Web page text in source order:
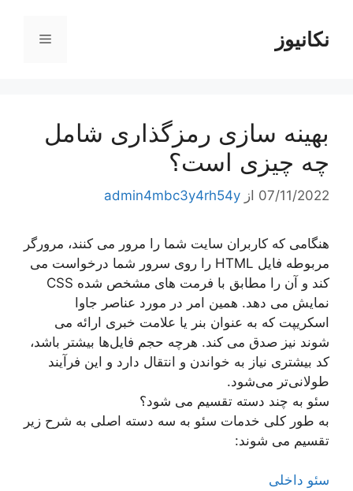
محتوانکانیوز فهرست
بهینه سازی رمزگذاری شامل
چه چیزی است؟
07/11/2022 از admin4mbc3y4rh54y
هنگامی که کاربران سایت شما را مرور می کنند، مرورگر
مربوطه فایل HTML را روی سرور شما درخواست می
کند و آن را مطابق با فرمت های مشخص شده CSS
نمایش می دهد. همین امر در مورد عناصر جاوا
اسکریپت که به عنوان بنر یا علامت خبری ارائه می
شوند نیز صدق می کند. هرچه حجم فایل‌ها بیشتر باشد،
کد بیشتری نیاز به خواندن و انتقال دارد و این فرآیند
طولانی‌تر می‌شود.
سئو به چند دسته تقسیم می شود؟
به طور کلی خدمات سئو به سه دسته اصلی به شرح زیر
تقسیم می شوند:
سئو داخلی